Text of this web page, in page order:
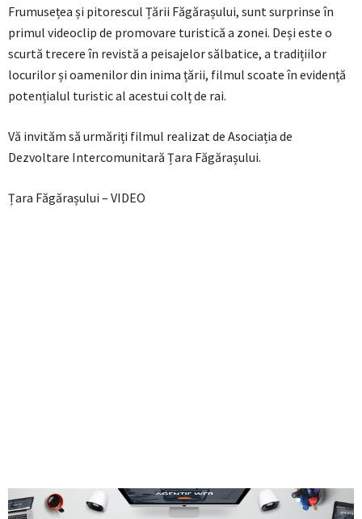
Frumusețea și pitorescul Țării Făgărașului, sunt surprinse în
primul videoclip de promovare turistică a zonei. Deși este o
scurtă trecere în revistă a peisajelor sălbatice, a tradițiilor
locurilor și oamenilor din inima țării, filmul scoate în evidență
potențialul turistic al acestui colț de rai.
Vă invităm să urmăriți filmul realizat de Asociația de
Dezvoltare Intercomunitară Țara Făgărașului.
Țara Făgărașului – VIDEO